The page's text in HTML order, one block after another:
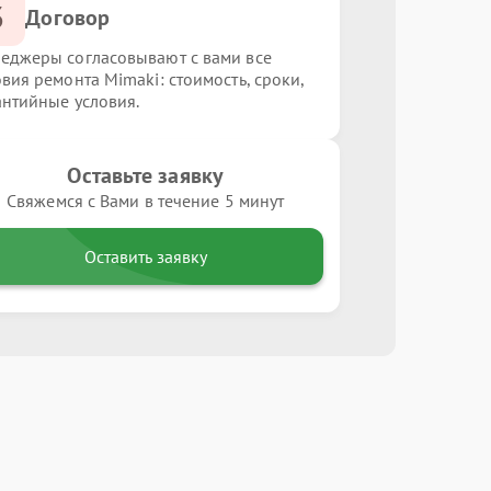
Договор
согласовывают с вами все
ремонта Mimaki: стоимость, сроки,
условия.
Оставьте заявку
Свяжемся с Вами в течение 5 минут
Оставить заявку